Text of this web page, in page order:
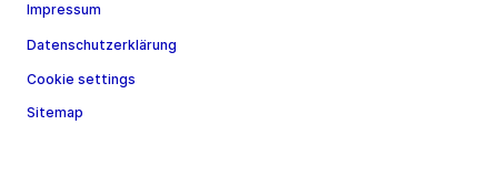
Impressum
Datenschutzerklärung
Cookie settings
Sitemap